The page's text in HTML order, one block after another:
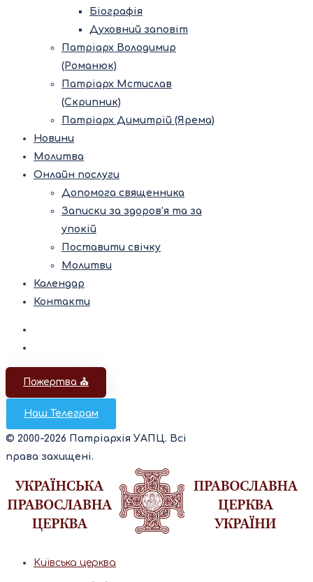
Біографія
Духовний заповіт
Патріарх Володимир
(Романюк)
Патріарх Мстислав
(Скрипник)
Патріарх Димитрій (Ярема)
Новини
Молитва
Онлайн послуги
Допомога священника
Записки за здоров’я та за
упокій
Поставити свічку
Молитви
Календар
Контакти
Пожертва ⛪️
Наш Телеграм
© 2000-2026 Патріархія УАПЦ. Всі
права захищені.
Київська церква